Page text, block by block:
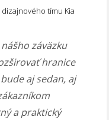
tímu Kia
záväzku
hranice
aj sedan, aj
a praktický